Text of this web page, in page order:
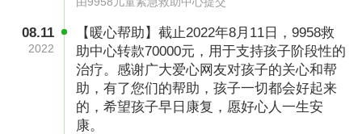
不祥的预感压得我喘不过气，一刻不敢停带去南
阳市中心医院，一纸“急性淋巴细胞白血病复
发”的诊断再次宣判了浩浩的命运。听到“复发”这
两个字我眼前的世界仿佛都是黑色的，两腿直发
软，医生扶了我一把说，去河南省肿瘤医院吧，
08.11
2022
【暖心帮助】截止2022年8月11日，9958救
助中心转款70000元，用于支持孩子阶段性的
治疗。感谢广大爱心网友对孩子的关心和帮
助，有了您们的帮助，孩子一切都会好起来
的，希望孩子早日康复，愿好心人一生安
康。